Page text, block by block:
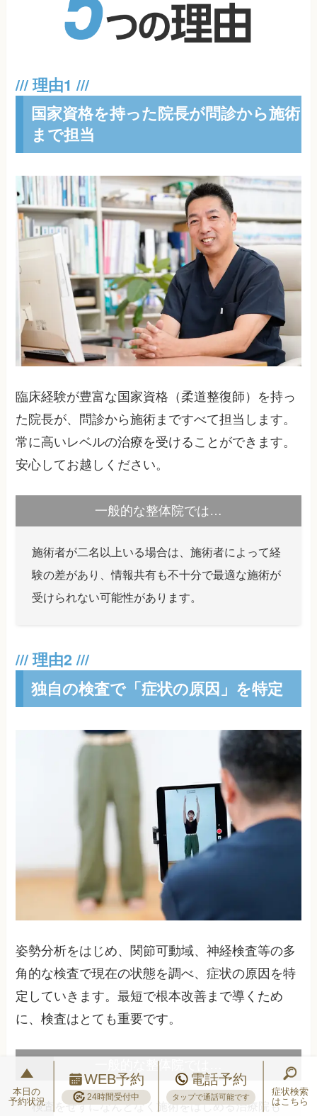
国家資格を持った院長が問診から施術
まで担当
臨床経験が豊富な国家資格（柔道整復師）を持っ
た院長が、問診から施術まですべて担当します。
常に高いレベルの治療を受けることができます。
安心してお越しください。
一般的な整体院では…
施術者が二名以上いる場合は、施術者によって経
験の差があり、情報共有も不十分で最適な施術が
受けられない可能性があります。
独自の検査で「症状の原因」を特定
姿勢分析をはじめ、関節可動域、神経検査等の多
角的な検査で現在の状態を調べ、症状の原因を特
定していきます。最短で根本改善まで導くため
に、検査はとても重要です。
一般的な整体院では…
検査をせずになんとなく施術をはじめる治療院も
本日の
予約状況
WEB予約
24時間受付中
電話予約
タップで通話可能です
症状検索
はこちら